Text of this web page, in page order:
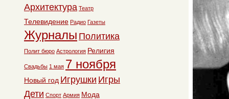
Архитектура Театр
Телевидение Радио Газеты
Журналы Политика
Полит бюро Астрология Религия
Свадьбы 1 мая 7 ноября
Новый год Игрушки Игры
Дети Спорт Армия Мода